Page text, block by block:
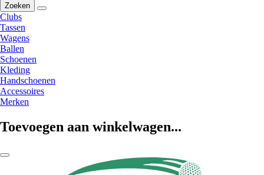
Zoeken
Clubs
Tassen
Wagens
Ballen
Schoenen
Kleding
Handschoenen
Accessoires
Merken
Toevoegen aan winkelwagen...